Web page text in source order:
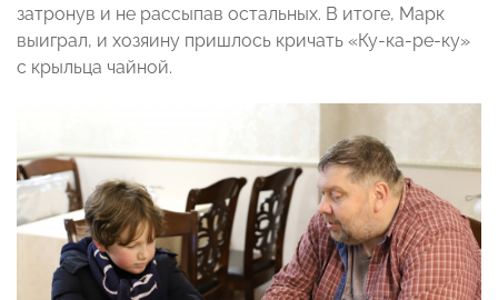
затронув и не рассыпав остальных. В итоге, Марк
выиграл, и хозяину пришлось кричать «Ку-ка-ре-ку»
с крыльца чайной.